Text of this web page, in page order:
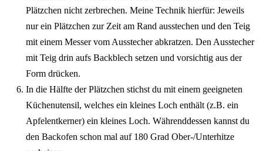
Plätzchen nicht zerbrechen. Meine Technik hierfür: Jeweils
nur ein Plätzchen zur Zeit am Rand ausstechen und den Teig
mit einem Messer vom Ausstecher abkratzen. Den Ausstecher
mit Teig drin aufs Backblech setzen und vorsichtig aus der
Form drücken.
In die Hälfte der Plätzchen stichst du mit einem geeigneten
Küchenutensil, welches ein kleines Loch enthält (z.B. ein
Apfelentkerner) ein kleines Loch. Währenddessen kannst du
den Backofen schon mal auf 180 Grad Ober-/Unterhitze